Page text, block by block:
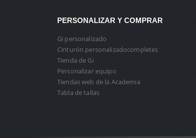
PERSONALIZAR Y COMPRAR
Gi personalizado
Cinturón personalizadocompletes
Tienda de Gi
Personalizar equipo
Tiendas web de la Academia
Tabla de tallas